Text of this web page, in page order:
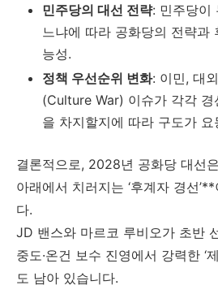
민주당의 대선 전략: 민주당이
느냐에 따라 공화당의 전략과
능성.
정책 우선순위 변화: 이민, 대
(Culture War) 이슈가 각각 경
을 차지할지에 따라 구도가 요
결론적으로, 2028년 공화당 대선
아래에서 치러지는 ‘후계자 경선
다.
JD 밴스와 마르코 루비오가 초반
중도·온건 보수 진영에서 강력한 ‘
도 남아 있습니다.